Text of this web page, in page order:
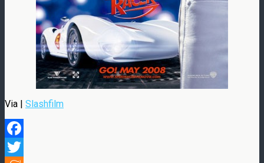
Via | Slashfilm
Facebook